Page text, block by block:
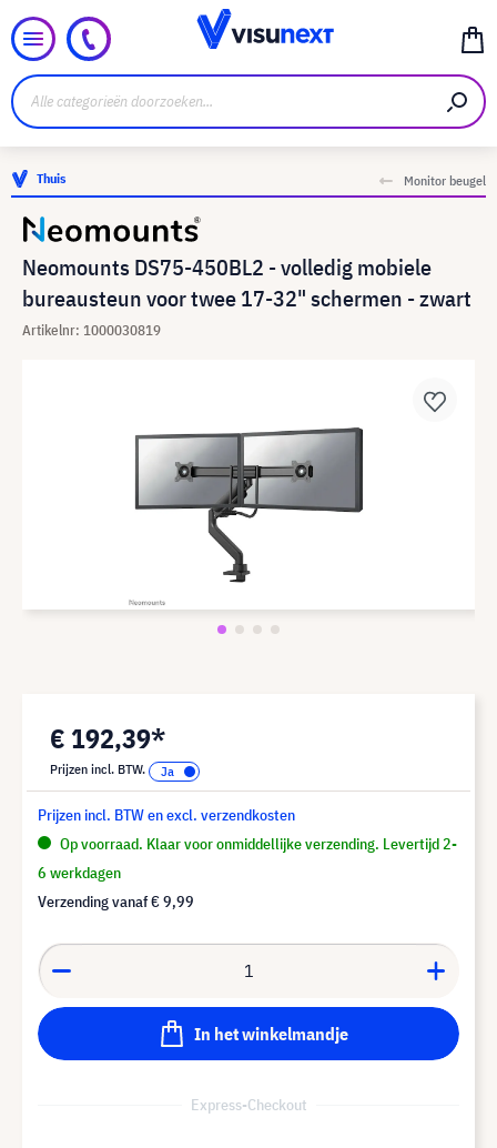
Thuis Monitor beugel
Neomounts DS75-450BL2 - volledig mobiele
bureausteun voor twee 17-32" schermen - zwart
Artikelnr: 1000030819
€ 192,39*
Prijzen incl. BTW.
Prijzen incl. BTW en excl. verzendkosten
Op voorraad. Klaar voor onmiddellijke verzending. Levertijd 2-
6 werkdagen
Verzending vanaf€ 9,99
In het winkelmandje
Express-Checkout